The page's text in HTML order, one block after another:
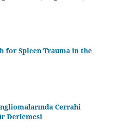
for Spleen Trauma in the
Cerrahi
Derlemesi